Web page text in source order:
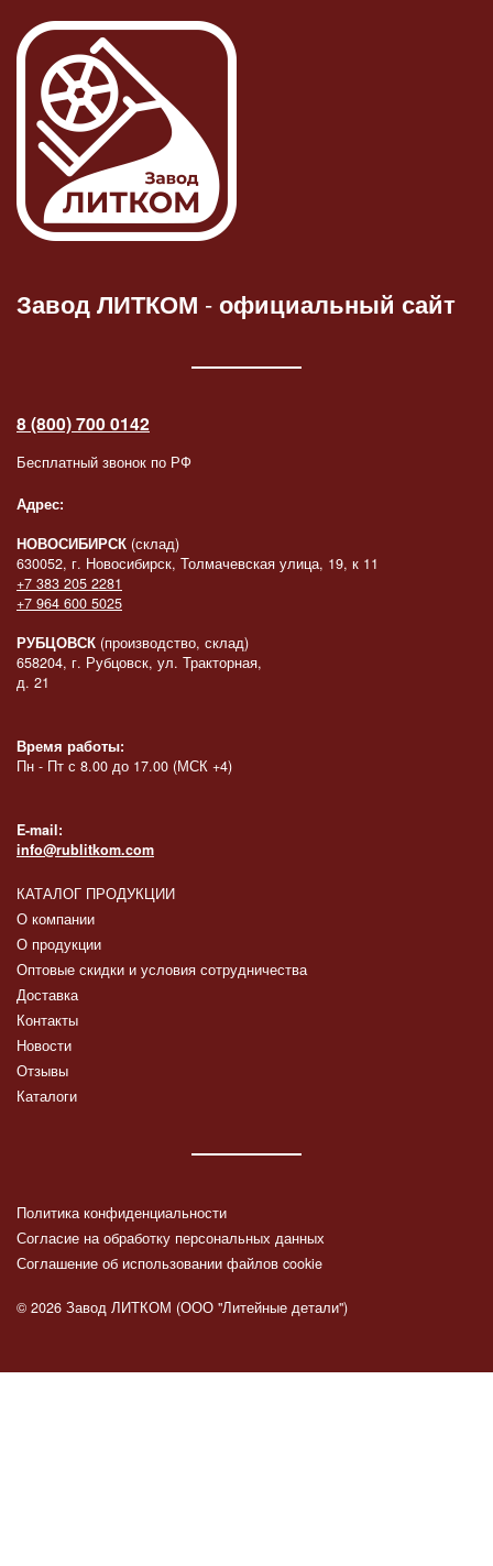
Завод ЛИТКОМ -официальный сайт
8 (800) 700 0142
Бесплатный звонок по РФ
Адрес:
НОВОСИБИРСК (склад)
630052, г. Новосибирск, Толмачевская улица, 19, к 11
+7 383 205 2281
+7 964 600 5025
РУБЦОВСК (производство, склад)
658204, г. Рубцовск, ул. Тракторная,
д. 21
Время работы:
Пн - Пт с 8.00 до 17.00 (МСК +4)
E-mail:
info@rublitkom.com
КАТАЛОГ ПРОДУКЦИИ
О компании
О продукции
Оптовые скидки и условия сотрудничества
Доставка
Контакты
Новости
Отзывы
Каталоги
Политика конфиденциальности
Согласие на обработку персональных данных
Соглашение об использовании файлов cookie
© 2026 Завод ЛИТКОМ (ООО "Литейные детали")